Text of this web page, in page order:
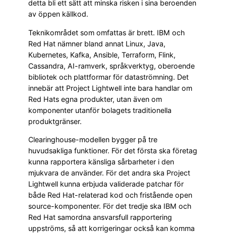
detta bli ett sätt att minska risken i sina beroenden
av öppen källkod.
Teknikområdet som omfattas är brett. IBM och
Red Hat nämner bland annat Linux, Java,
Kubernetes, Kafka, Ansible, Terraform, Flink,
Cassandra, AI-ramverk, språkverktyg, oberoende
bibliotek och plattformar för dataströmning. Det
innebär att Project Lightwell inte bara handlar om
Red Hats egna produkter, utan även om
komponenter utanför bolagets traditionella
produktgränser.
Clearinghouse-modellen bygger på tre
huvudsakliga funktioner. För det första ska företag
kunna rapportera känsliga sårbarheter i den
mjukvara de använder. För det andra ska Project
Lightwell kunna erbjuda validerade patchar för
både Red Hat-relaterad kod och fristående open
source-komponenter. För det tredje ska IBM och
Red Hat samordna ansvarsfull rapportering
uppströms, så att korrigeringar också kan komma